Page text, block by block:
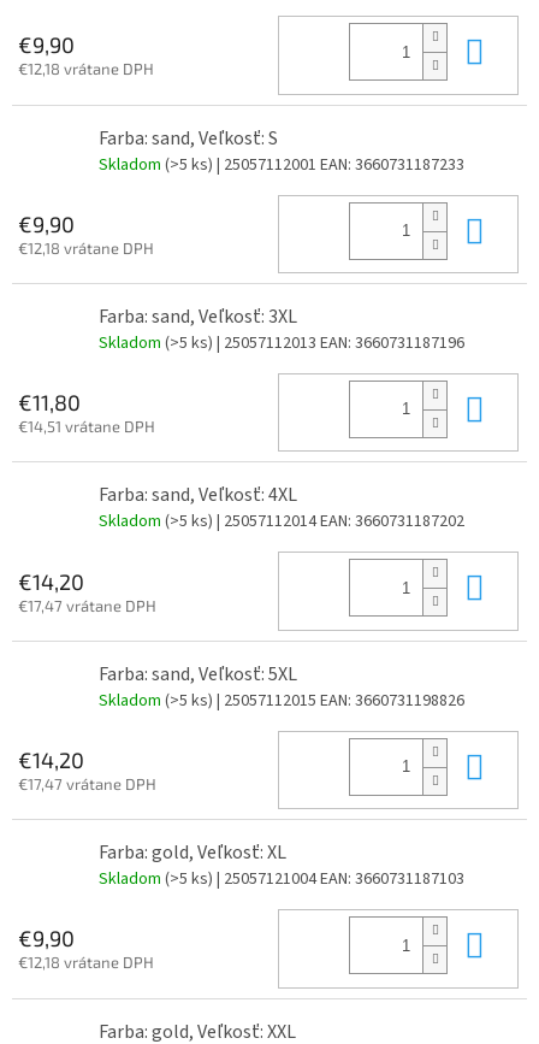
€9,90
€12,18 vrátane DPH
Farba: sand, Veľkosť: S
Skladom (>5 ks) | 25057112001 EAN: 3660731187233
€9,90
€12,18 vrátane DPH
Farba: sand, Veľkosť: 3XL
Skladom (>5 ks) | 25057112013 EAN: 3660731187196
€11,80
€14,51 vrátane DPH
Farba: sand, Veľkosť: 4XL
Skladom (>5 ks) | 25057112014EAN: 3660731187202
€14,20
€17,47 vrátane DPH
Farba: sand, Veľkosť: 5XL
Skladom (>5 ks) | 25057112015 EAN: 3660731198826
€14,20
€17,47 vrátane DPH
Farba: gold, Veľkosť: XL
Skladom (>5 ks) | 25057121004EAN: 3660731187103
€9,90
€12,18 vrátane DPH
Farba: gold, Veľkosť: XXL